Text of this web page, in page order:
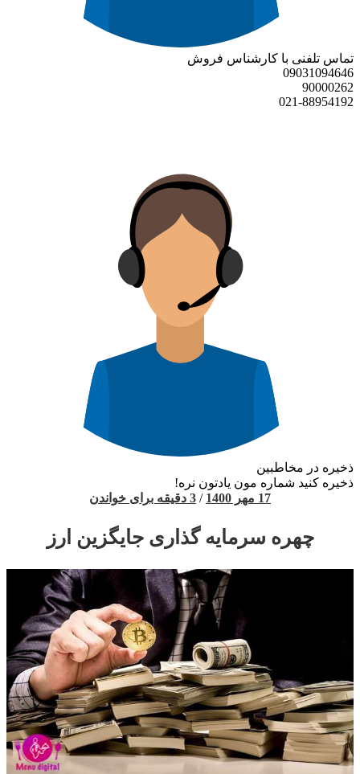
تماس تلفنی با کارشناس فروش
09031094646
90000262
021-88954192
ذخیره در مخاطبین
ذخیره کنید شماره مون یادتون نره!
17 مهر 1400
/ 3 دقیقه برای خواندن
چهره سرمایه گذاری جایگزین ارز